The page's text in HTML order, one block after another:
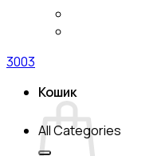
3003
Кошик
All Categories